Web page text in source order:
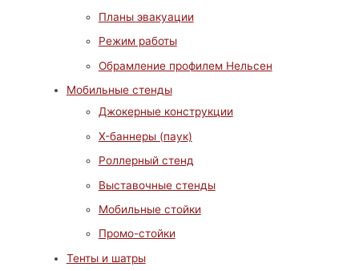
Планы эвакуации
Режим работы
Обрамление профилем Нельсен
Мобильные стенды
Джокерные конструкции
X-баннеры (паук)
Роллерный стенд
Выставочные стенды
Мобильные стойки
Промо-стойки
Тенты и шатры